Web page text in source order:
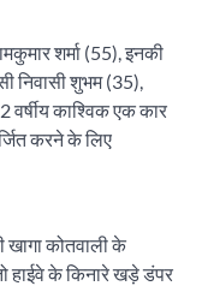
शर्मा (55), इनकी
निवासी शुभम (35),
वर्षीय काश्विक एक कार
करने के लिए
खागा कोतवाली के
हाईवे के किनारे खड़े डंपर